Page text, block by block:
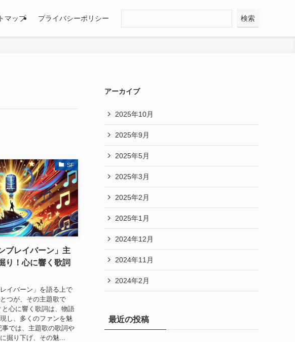
マップ プライバシーポリシー 検索
SF
ブレイバーン」主
り！心に響く歌詞
イバーン」を語る上で
つが、その主題歌で
心に響く歌詞は、物語
し、多くのファンを魅
では、主題歌の歌詞や
掘り下げ、その魅...
アーカイブ
2025年10月
2025年9月
2025年5月
2025年3月
2025年2月
2025年1月
2024年12月
2024年11月
2024年2月
最近の投稿